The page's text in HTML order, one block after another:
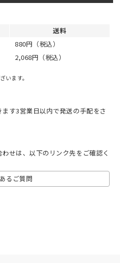
送料
880円（税込）
2,068円（税込）
います。
す3営業日以内で発送の手配をさ
せは、以下のリンク先をご確認く
るご質問